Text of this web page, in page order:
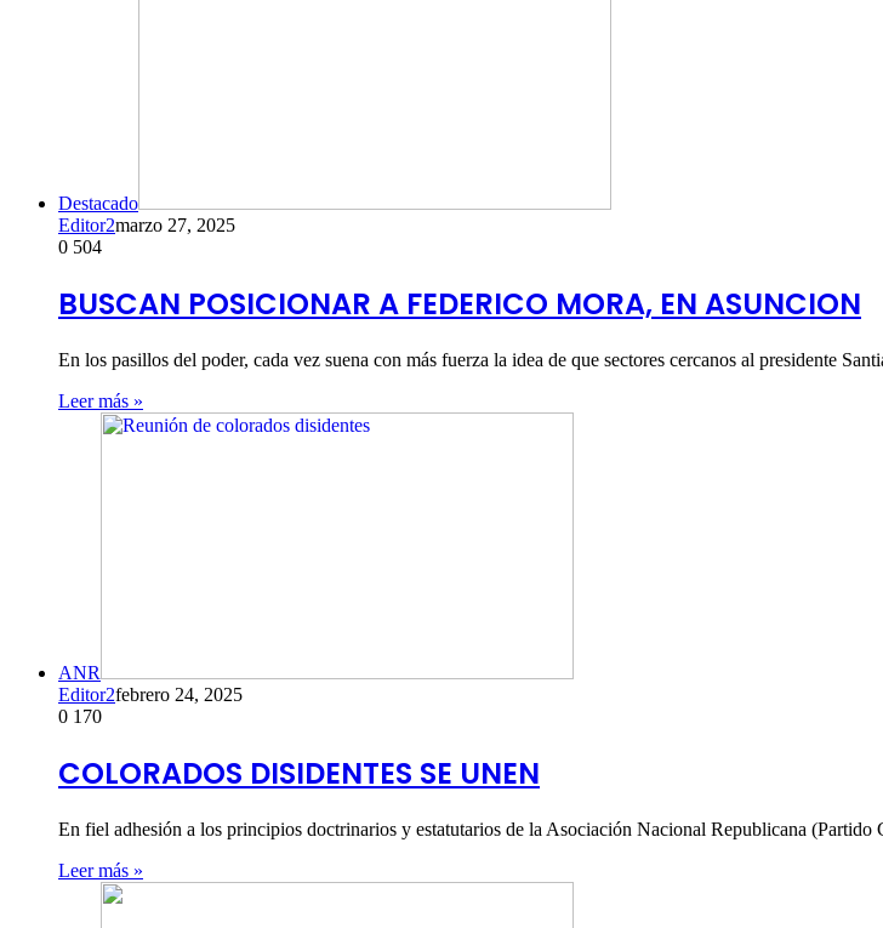
Destacado
Editor2marzo 27, 2025
0 504
BUSCAN POSICIONAR A FEDERICO MORA, EN ASUNCION
En los pasillos del poder, cada vez suena con más fuerza la idea de que sectores cercanos al presidente
Leer más »
ANR
Editor2febrero 24, 2025
0 170
COLORADOS DISIDENTES SE UNEN
En fiel adhesión a los principios doctrinarios y estatutarios de la Asociación Nacional Republicana
Leer más »